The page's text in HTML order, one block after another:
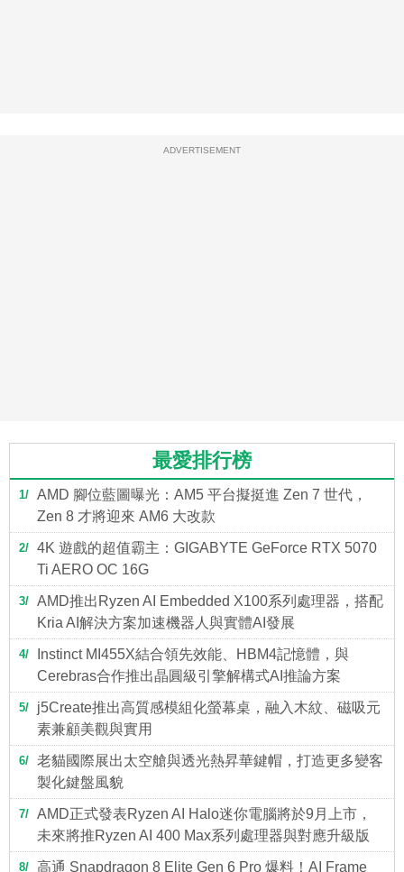
ADVERTISEMENT
最愛排行榜
1
AMD 腳位藍圖曝光：AM5 平台擬挺進 Zen 7 世代，
Zen 8 才將迎來 AM6 大改款
2
4K 遊戲的超值霸主：GIGABYTE GeForce RTX 5070
Ti AERO OC 16G
3
AMD推出Ryzen AI Embedded X100系列處理器，搭配
Kria AI解決方案加速機器人與實體AI發展
4
Instinct MI455X結合領先效能、HBM4記憶體，與
Cerebras合作推出晶圓級引擎解構式AI推論方案
5
j5Create推出高質感模組化螢幕桌，融入木紋、磁吸元
素兼顧美觀與實用
6
老貓國際展出太空艙與透光熱昇華鍵帽，打造更多變客
製化鍵盤風貌
7
AMD正式發表Ryzen AI Halo迷你電腦將於9月上市，
未來將推Ryzen AI 400 Max系列處理器與對應升級版
8 高通 Snapdragon 8 Elite Gen 6 Pro 爆料！AI Frame